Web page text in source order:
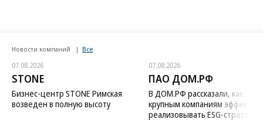
Новости компаний Все
07.08.2026
STONE
Бизнес-центр STONE Римская
возведен в полную высоту
07.08.2026
ПАО ДОМ.РФ
В ДОМ.РФ рассказали, как
крупным компаниям
реализовывать ESG-стратегию